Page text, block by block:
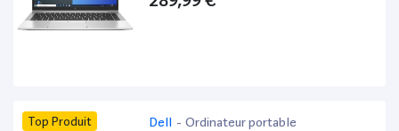
Top Produit Dell - Ordinateur portable